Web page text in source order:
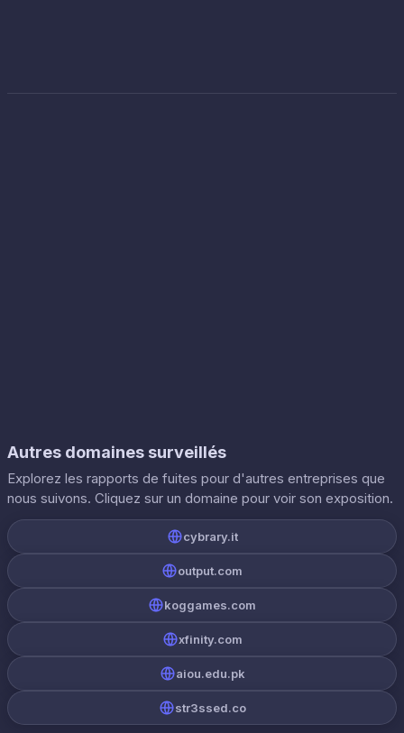
Autres domaines surveillés
Explorez les rapports de fuites pour d'autres entreprises que
nous suivons. Cliquez sur un domaine pour voir son exposition.
cybrary.it
output.com
koggames.com
xfinity.com
aiou.edu.pk
str3ssed.co